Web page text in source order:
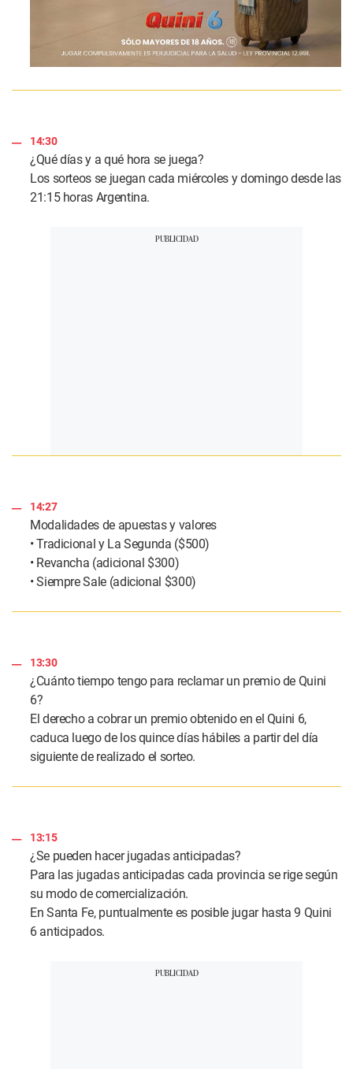
14:30
¿Qué días y a qué hora se juega?
Los sorteos se juegan cada miércoles y domingo desde las
21:15 horas Argentina.
14:27
Modalidades de apuestas y valores
• Tradicional y La Segunda ($500)
• Revancha (adicional $300)
• Siempre Sale (adicional $300)
13:30
¿Cuánto tiempo tengo para reclamar un premio de Quini
6?
El derecho a cobrar un premio obtenido en el Quini 6,
caduca luego de los quince días hábiles a partir del día
siguiente de realizado el sorteo.
13:15
¿Se pueden hacer jugadas anticipadas?
Para las jugadas anticipadas cada provincia se rige según
su modo de comercialización.
En Santa Fe, puntualmente es posible jugar hasta 9 Quini
6 anticipados.